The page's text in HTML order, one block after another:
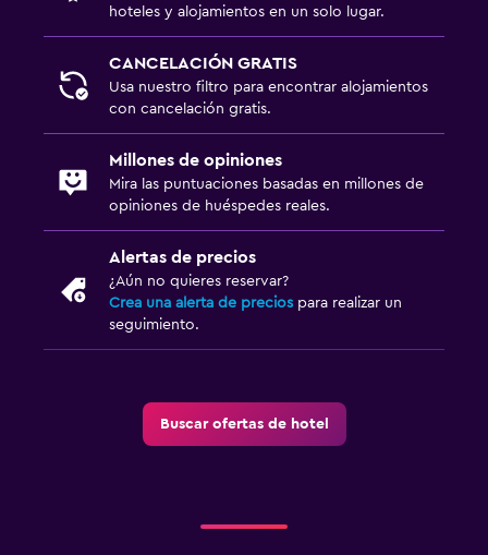
hoteles y alojamientos en un solo lugar.
CANCELACIÓN GRATIS
Usa nuestro filtro para encontrar alojamientos
con cancelación gratis.
Millones de opiniones
Mira las puntuaciones basadas en millones de
opiniones de huéspedes reales.
Alertas de precios
¿Aún no quieres reservar?
Crea una alerta de precios para realizar un
seguimiento.
Buscar ofertas de hotel